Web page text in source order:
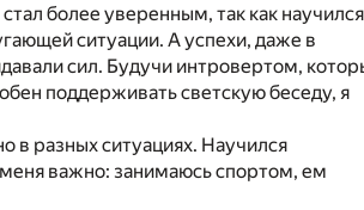
более уверенным, так как научился
ситуации. А успехи, даже в
сил. Будучи интровертом,
поддерживать светскую беседу, я
в разных ситуациях. Научился
важно: занимаюсь спортом, ем